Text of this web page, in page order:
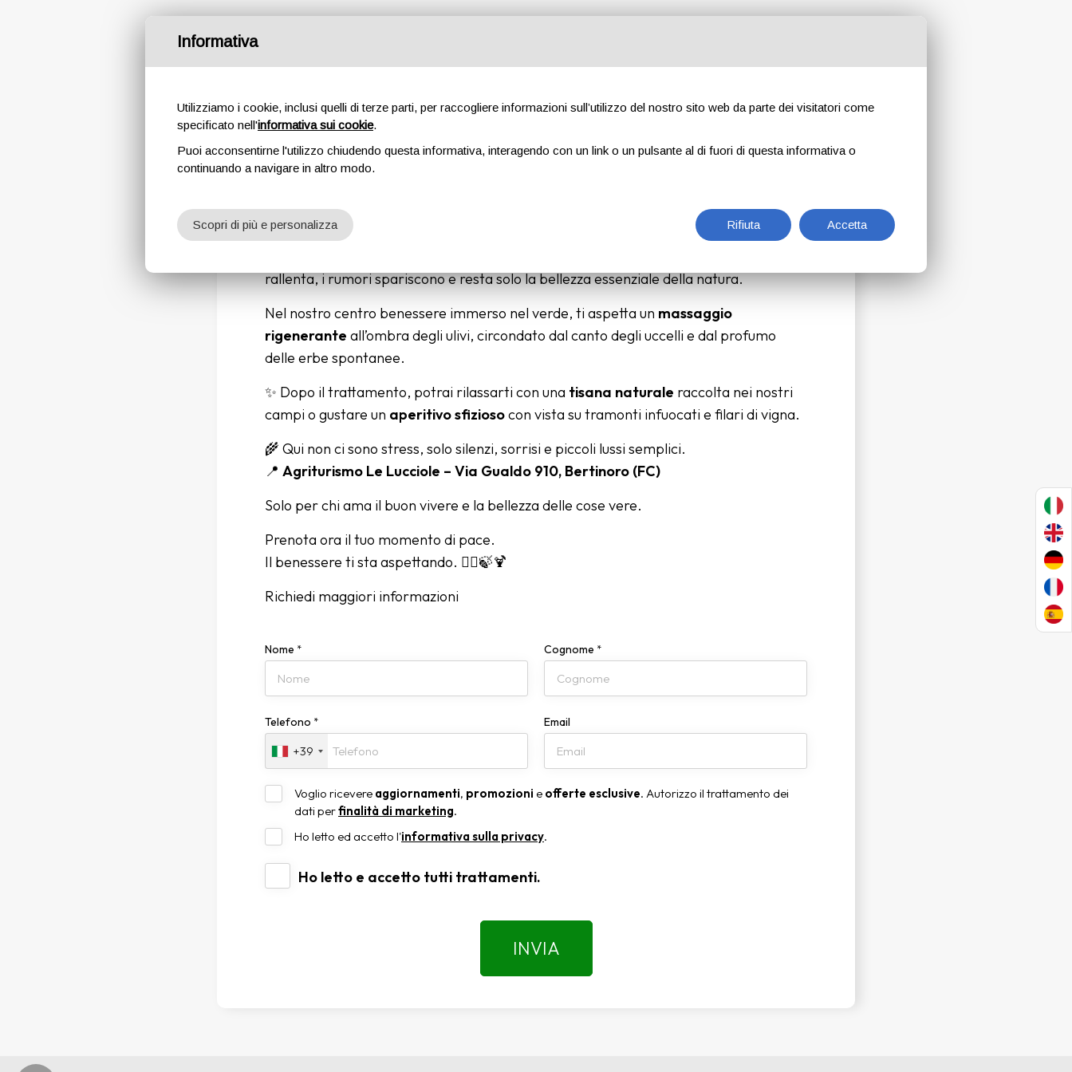
🌿 RILASSATI TRA NATURA E PROFUMI DI
CAMPI 🌸
rallenta, i rumori spariscono e resta solo la bellezza essenziale della natura.
Nel nostro centro benessere immerso nel verde, ti aspetta un massaggio
rigenerante all’ombra degli ulivi, circondato dal canto degli uccelli e dal profumo
delle erbe spontanee.
✨ Dopo il trattamento, potrai rilassarti con una tisana naturale raccolta nei nostri
campi o gustare un aperitivo sfiziosocon vista su tramonti infuocati e filari di vigna.
🌾 Qui non ci sono stress, solo silenzi, sorrisi e piccoli lussi semplici.
📍 Agriturismo Le Lucciole – Via Gualdo 910, Bertinoro (FC)
Solo per chi ama il buon vivere e la bellezza delle cose vere.
Prenota ora il tuo momento di pace.
Il benessere ti sta aspettando. 💆‍♀️🍃🍹
Richiedi maggiori informazioni
Nome * Cognome *
Telefono *
+39
Email
Voglio ricevere aggiornamenti, promozioni e offerte esclusive. Autorizzo il trattamento dei
dati perfinalità di marketing.
Ho letto ed accetto l'informativa sulla privacy.
Ho letto e accetto tutti trattamenti.
Informativa
Utilizziamo i cookie, inclusi quelli di terze parti, per raccogliere informazioni sull’utilizzo del nostro sito web da parte dei visitatori come
specificato nell'informativa sui cookie.
Puoi acconsentirne l'utilizzo chiudendo questa informativa, interagendo con un link o un pulsante al di fuori di questa informativa o
continuando a navigare in altro modo.
Rifiuta Accetta
Scopri di più e personalizza